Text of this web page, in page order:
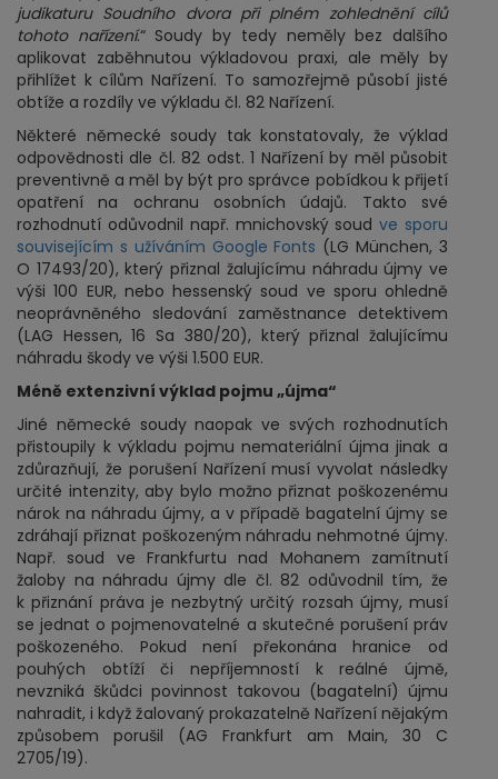
judikaturu Soudního dvora při plném zohlednění cílů
tohoto nařízení.“ Soudy by tedy neměly bez dalšího
aplikovat zaběhnutou výkladovou praxi, ale měly by
přihlížet k cílům Nařízení. To samozřejmě působí jisté
obtíže a rozdíly ve výkladu čl. 82 Nařízení.
Některé německé soudy tak konstatovaly, že výklad
odpovědnosti dle čl. 82 odst. 1 Nařízení by měl působit
preventivně a měl by být pro správce pobídkou k přijetí
opatření na ochranu osobních údajů. Takto své
rozhodnutí odůvodnil např. mnichovský soudve sporu
souvisejícím s užíváním Google Fonts (LG München, 3
O 17493/20), který přiznal žalujícímu náhradu újmy ve
výši 100 EUR, nebo hessenský soud ve sporu ohledně
neoprávněného sledování zaměstnance detektivem
(LAG Hessen, 16 Sa 380/20), který přiznal žalujícímu
náhradu škody ve výši 1.500 EUR.
Méně extenzivní výklad pojmu „újma“
Jiné německé soudy naopak ve svých rozhodnutích
přistoupily k výkladu pojmu nemateriální újma jinak a
zdůrazňují, že porušení Nařízení musí vyvolat následky
určité intenzity, aby bylo možno přiznat poškozenému
nárok na náhradu újmy, a v případě bagatelní újmy se
zdráhají přiznat poškozeným náhradu nehmotné újmy.
Např. soud ve Frankfurtu nad Mohanem zamítnutí
žaloby na náhradu újmy dle čl. 82 odůvodnil tím, že
k přiznání práva je nezbytný určitý rozsah újmy, musí
se jednat o pojmenovatelné a skutečné porušení práv
poškozeného. Pokud není překonána hranice od
pouhých obtíží či nepříjemností k reálné újmě,
nevzniká škůdci povinnost takovou (bagatelní) újmu
nahradit, i když žalovaný prokazatelně Nařízení nějakým
způsobem porušil (AG Frankfurt am Main, 30 C
2705/19).